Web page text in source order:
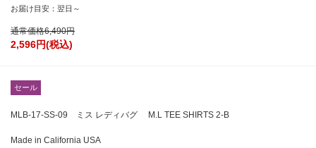
お届け目安：翌日～
通常価格6,490円
2,596円(税込)
セール
MLB-17-SS-09 ミス レディバグ M.L TEE SHIRTS 2-B
Made in California USA